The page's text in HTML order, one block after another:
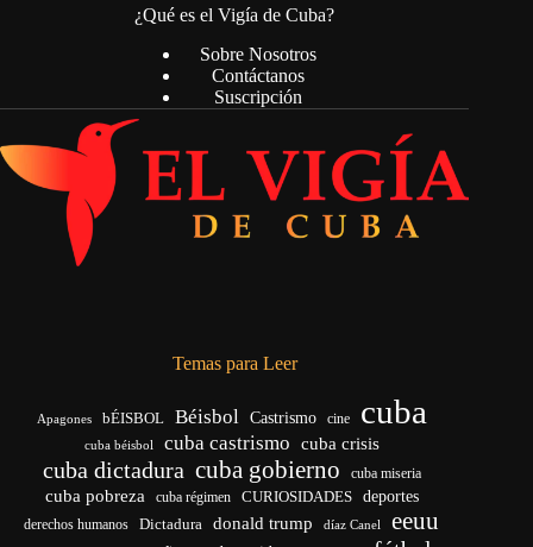
¿Qué es el Vigía de Cuba?
Sobre Nosotros
Contáctanos
Suscripción
Temas para Leer
Apagones bÉISBOL Béisbol Castrismo cine cuba
cuba béisbol cuba castrismo cuba crisis
cuba dictadura cuba gobierno cuba miseria
cuba pobreza cuba régimen CURIOSIDADES deportes
derechos humanos Dictadura donald trump díaz Canel eeuu